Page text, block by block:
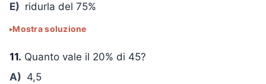
E) ridurla del 75%
Mostra soluzione
11. Quanto vale il 20% di 45?
A) 4,5